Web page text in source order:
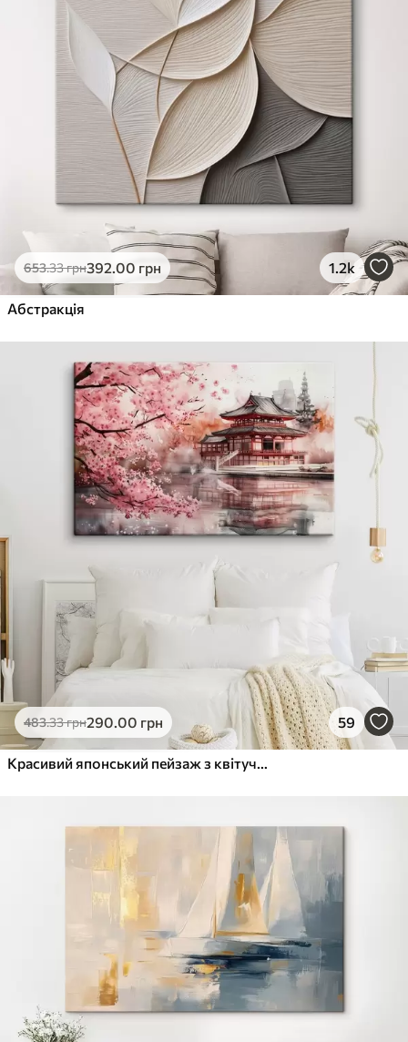
653.33грн392.00 грн 1.2k
Абстракція
483.33грн290.00 грн 59
Красивий японський пейзаж з квітучою сакурою та будинком на озері